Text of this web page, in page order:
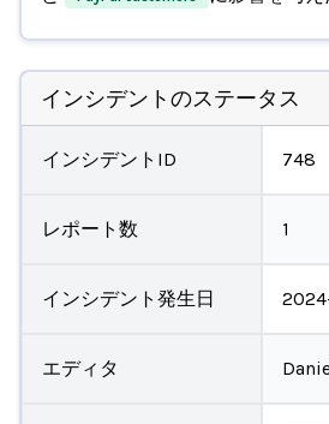
インシデントのステータス
インシデントID 748
レポート数 1
インシデント発生日
エディタ